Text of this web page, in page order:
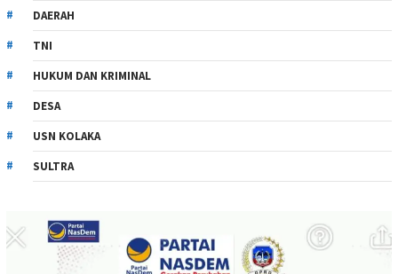
DAERAH
TNI
HUKUM DAN KRIMINAL
DESA
USN KOLAKA
SULTRA